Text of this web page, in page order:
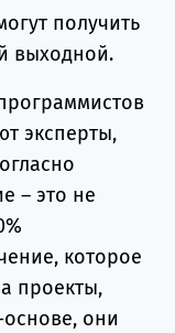
получить
выходной.
эксперты,
– это не
которое
проекты,
они